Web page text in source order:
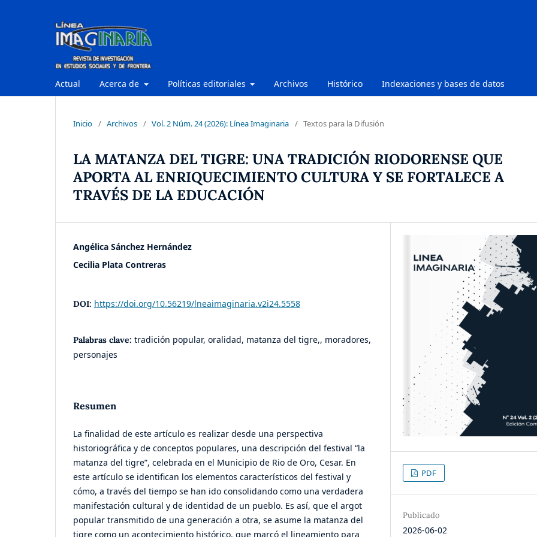
Actual Acerca de Políticas editoriales Archivos Histórico Indexaciones y bases de datos
Inicio / Archivos / Vol. 2 Núm. 24 (2026): Línea Imaginaria / Textos para la Difusión
LA MATANZA DEL TIGRE: UNA TRADICIÓN RIODORENSE QUE
APORTA AL ENRIQUECIMIENTO CULTURA Y SE FORTALECE A
TRAVÉS DE LA EDUCACIÓN
Angélica Sánchez Hernández
Cecilia Plata Contreras
DOI: https://doi.org/10.56219/lneaimaginaria.v2i24.5558
Palabras clave: tradición popular, oralidad, matanza del tigre,, moradores,
personajes
Resumen
La finalidad de este artículo es realizar desde una perspectiva
historiográfica y de conceptos populares, una descripción del festival “la
matanza del tigre”, celebrada en el Municipio de Rio de Oro, Cesar. En
este artículo se identifican los elementos característicos del festival y
cómo, a través del tiempo se han ido consolidando como una verdadera
manifestación cultural y de identidad de un pueblo. Es así, que el argot
popular transmitido de una generación a otra, se asume la matanza del
tigre como un acontecimiento histórico, que marcó el lineamiento para
PDF
Publicado
2026-06-02